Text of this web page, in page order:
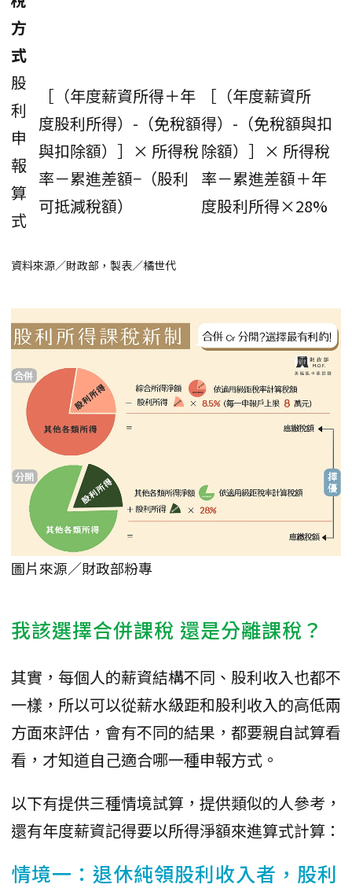
方
式
股
利
申
報
算
式
［（年度薪資所得＋年
度股利所得）-（免稅額
與扣除額）］× 所得稅
率－累進差額−（股利
可抵減稅額）
［（年度薪資所
得）-（免稅額與扣
除額）］× 所得稅
率－累進差額＋年
度股利所得×28%
資料來源／財政部，製表／橘世代
圖片來源／財政部粉專
我該選擇合併課稅 還是分離課稅？
其實，每個人的薪資結構不同、股利收入也都不
一樣，所以可以從薪水級距和股利收入的高低兩
方面來評估，會有不同的結果，都要親自試算看
看，才知道自己適合哪一種申報方式。
以下有提供三種情境試算，提供類似的人參考，
還有年度薪資記得要以所得淨額來進算式計算：
情境一：退休純領股利收入者，股利